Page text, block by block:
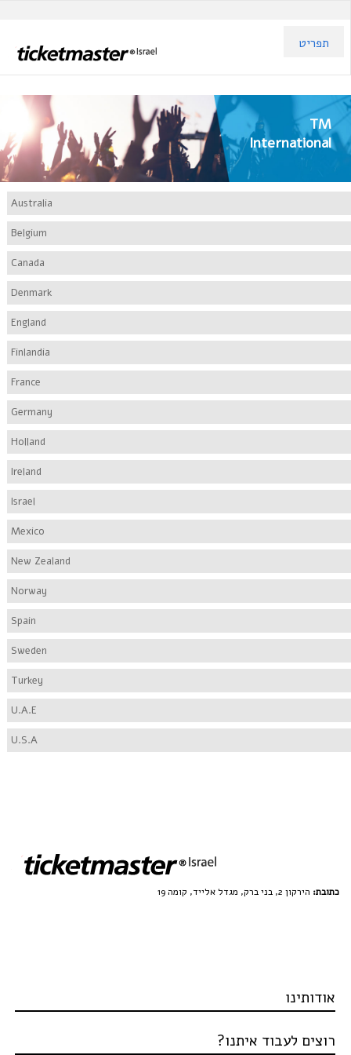
תפריט
TM
International
Australia
Belgium
Canada
Denmark
England
Finlandia
France
Germany
Holland
Ireland
Israel
Mexico
New Zealand
Norway
Spain
Sweden
Turkey
U.A.E
U.S.A
כתובת: הירקון 2, בני ברק, מגדל אלייד, קומה 19
אודותינו
תקנון
רוצים לעבוד איתנו?